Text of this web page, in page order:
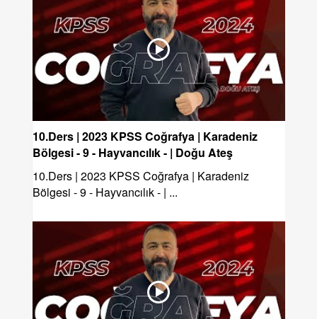
10.Ders | 2023 KPSS Coğrafya | Karadeniz
Bölgesi - 9 - Hayvancılık - | Doğu Ateş
10.Ders | 2023 KPSS Coğrafya | Karadeniz
Bölgesi - 9 - Hayvancılık - | ...